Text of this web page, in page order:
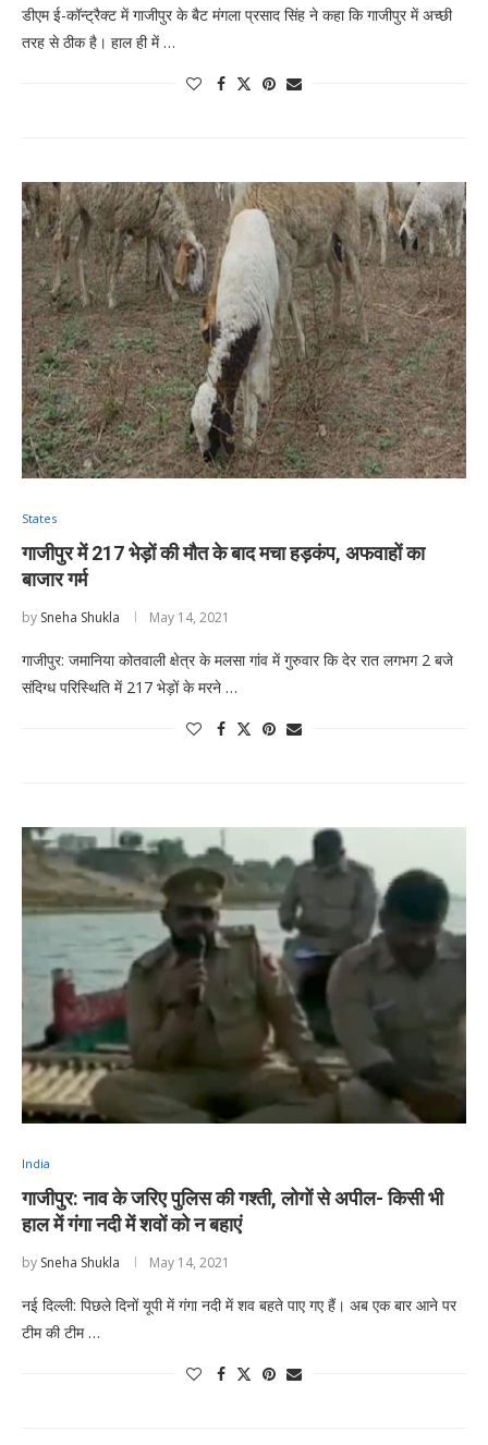
डीएम ई-कॉन्ट्रैक्ट में गाजीपुर के बैट मंगला प्रसाद सिंह ने कहा कि गाजीपुर में अच्छी
तरह से ठीक है। हाल ही में …
States
गाजीपुर में 217 भेड़ों की मौत के बाद मचा हड़कंप, अफवाहों का
बाजार गर्म
by Sneha Shukla May 14, 2021
गाजीपुर: जमानिया कोतवाली क्षेत्र के मलसा गांव में गुरुवार कि देर रात लगभग 2 बजे
संदिग्ध परिस्थिति में 217 भेड़ों के मरने …
India
गाजीपुर: नाव के जरिए पुलिस की गश्ती, लोगों से अपील- किसी भी
हाल में गंगा नदी में शवों को न बहाएं
by Sneha Shukla May 14, 2021
नई दिल्ली: पिछले दिनों यूपी में गंगा नदी में शव बहते पाए गए हैं। अब एक बार आने पर
टीम की टीम …